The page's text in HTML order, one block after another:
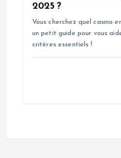
2025 ?
Vous cherchez quel casino
un petit guide pour vous
critères essentiels !